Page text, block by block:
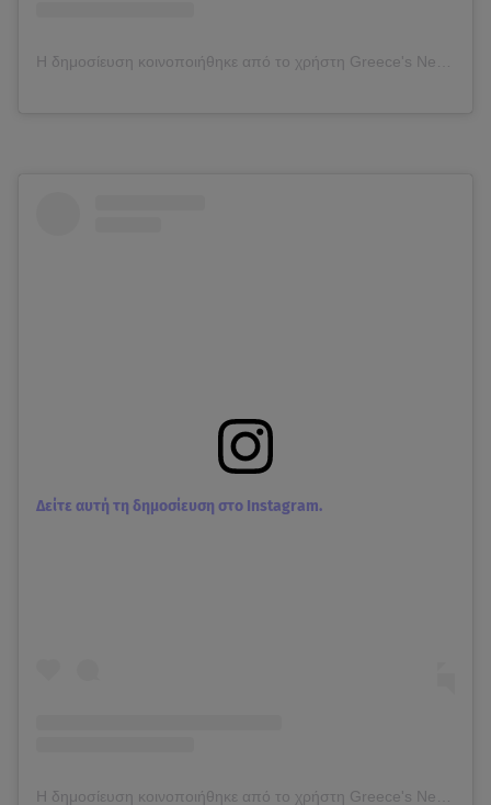
Δείτε αυτή τη δημοσίευση στο Instagram.